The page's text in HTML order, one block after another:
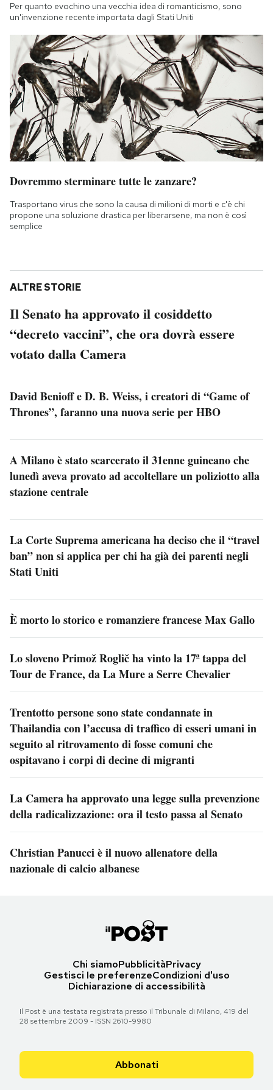
Per quanto evochino una vecchia idea di romanticismo, sono
un'invenzione recente importata dagli Stati Uniti
Dovremmo sterminare tutte le zanzare?
Trasportano virus che sono la causa di milioni di morti e c'è chi
propone una soluzione drastica per liberarsene, ma non è così
semplice
ALTRE STORIE
Il Senato ha approvato il cosiddetto
“decreto vaccini”, che ora dovrà essere
votato dalla Camera
David Benioff e D. B. Weiss, i creatori di “Game of
Thrones”, faranno una nuova serie per HBO
A Milano è stato scarcerato il 31enne guineano che
lunedì aveva provato ad accoltellare un poliziotto alla
stazione centrale
La Corte Suprema americana ha deciso che il “travel
ban” non si applica per chi ha già dei parenti negli
Stati Uniti
È morto lo storico e romanziere francese Max Gallo
Lo sloveno Primož Roglič ha vinto la 17ª tappa del
Tour de France, da La Mure a Serre Chevalier
Trentotto persone sono state condannate in
Thailandia con l’accusa di traffico di esseri umani in
seguito al ritrovamento di fosse comuni che
ospitavano i corpi di decine di migranti
La Camera ha approvato una legge sulla prevenzione
della radicalizzazione: ora il testo passa al Senato
Christian Panucci è il nuovo allenatore della
nazionale di calcio albanese
Chi siamoPubblicitàPrivacy
Gestisci le preferenzeCondizioni d'uso
Dichiarazione di accessibilità
Il Post è una testata registrata presso il Tribunale di Milano, 419 del
28 settembre 2009 - ISSN 2610-9980
Abbonati